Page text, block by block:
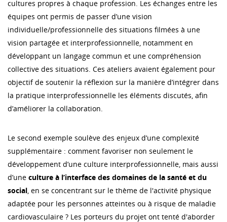
cultures propres à chaque profession. Les échanges entre les
équipes ont permis de passer d’une vision
individuelle/professionnelle des situations filmées à une
vision partagée et interprofessionnelle, notamment en
développant un langage commun et une compréhension
collective des situations. Ces ateliers avaient également pour
objectif de soutenir la réflexion sur la manière d’intégrer dans
la pratique interprofessionnelle les éléments discutés, afin
d’améliorer la collaboration.
Le second exemple soulève des enjeux d’une complexité
supplémentaire : comment favoriser non seulement le
développement d’une culture interprofessionnelle, mais aussi
d’une culture à l’interface des domaines de la santé et du
social, en se concentrant sur le thème de l'activité physique
adaptée pour les personnes atteintes ou à risque de maladie
cardiovasculaire ? Les porteurs du projet ont tenté d'aborder